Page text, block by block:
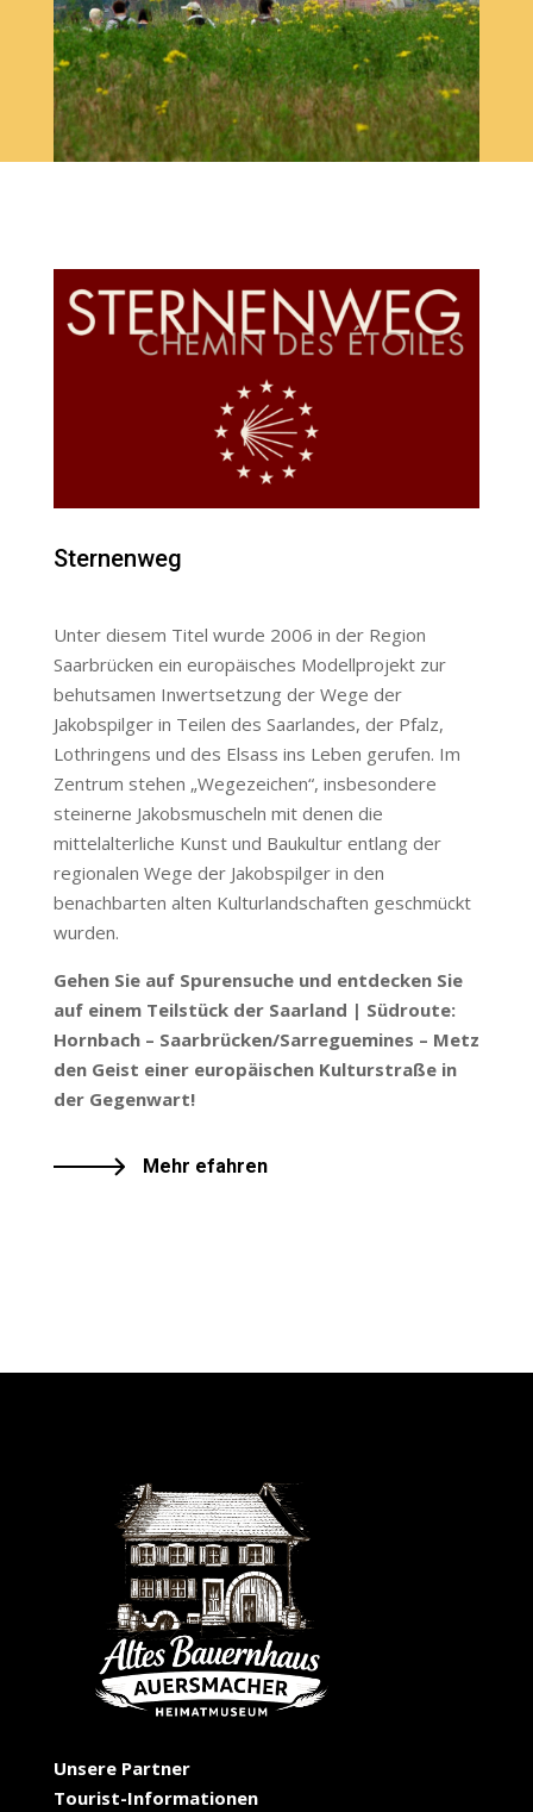
Sternenweg
Unter diesem Titel wurde 2006 in der Region
Saarbrücken ein europäisches Modellprojekt zur
behutsamen Inwertsetzung der Wege der
Jakobspilger in Teilen des Saarlandes, der Pfalz,
Lothringens und des Elsass ins Leben gerufen. Im
Zentrum stehen „Wegezeichen“, insbesondere
steinerne Jakobsmuscheln mit denen die
mittelalterliche Kunst und Baukultur entlang der
regionalen Wege der Jakobspilger in den
benachbarten alten Kulturlandschaften geschmückt
wurden.
Gehen Sie auf Spurensuche und entdecken Sie
auf einem Teilstück der Saarland | Südroute:
Hornbach – Saarbrücken/Sarreguemines – Metz
den Geist einer europäischen Kulturstraße in
der Gegenwart!
Mehr efahren
Unsere Partner
Tourist-Informationen